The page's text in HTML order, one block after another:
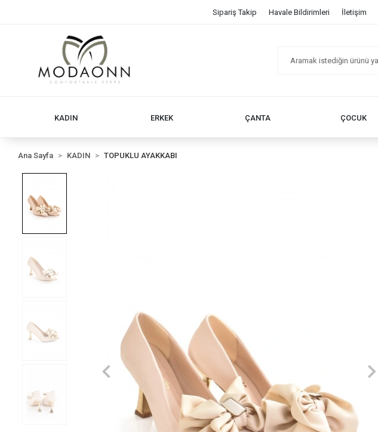
Sipariş Takip Havale Bildirimleri İletişim
KADIN ERKEK ÇANTA ÇOCUK
Ana Sayfa KADIN TOPUKLU AYAKKABI